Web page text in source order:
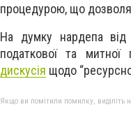
процедурою, що
На думку нардепа від
податкової та
дискусія щодо
Якщо ви помітили помилку, виділіть